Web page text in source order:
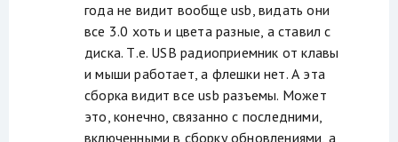
года не видит вообще usb, видать они
все 3.0 хоть и цвета разные, а ставил с
диска. Т.е. USB радиоприемник от клавы
и мыши работает, а флешки нет. А эта
сборка видит все usb разъемы. Может
это, конечно, связанно с последними,
включенными в сборку обновлениями, а